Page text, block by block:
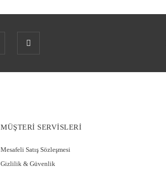
MÜŞTERİ SERVİSLERİ
Mesafeli Satış Sözleşmesi
Gizlilik & Güvenlik